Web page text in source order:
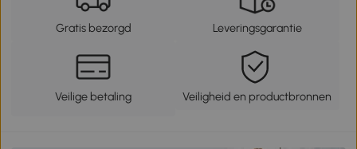
Gratis bezorgd Leveringsgarantie
Veilige betaling Veiligheid en productbronnen